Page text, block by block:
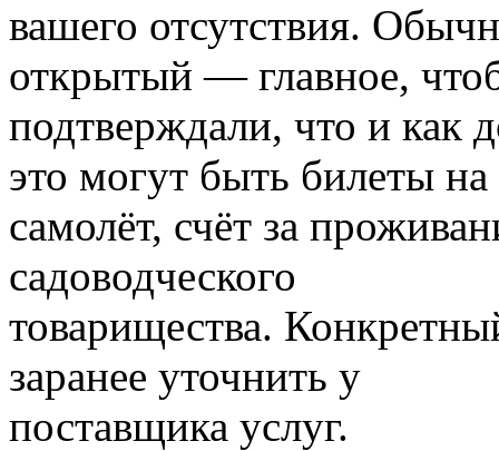
вашего отсутствия.
открытый — главное,
подтверждали, что и как
это могут быть билеты на
самолёт, счёт за
садоводческого
товарищества.
заранее уточнить у
поставщика услуг.